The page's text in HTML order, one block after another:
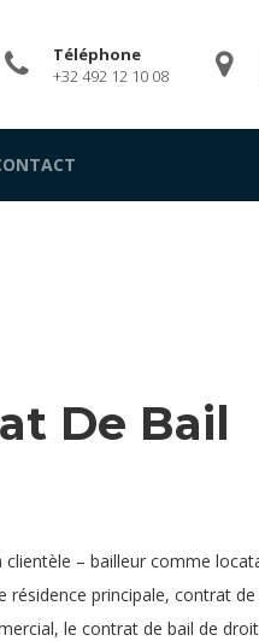
Téléphone
+32 492 12 10 08
De Bail
– bailleur comme
résidence principale, contrat
le contrat de bail de